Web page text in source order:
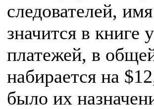
следователей,
значится в книге
платежей, в
набирается на
было их